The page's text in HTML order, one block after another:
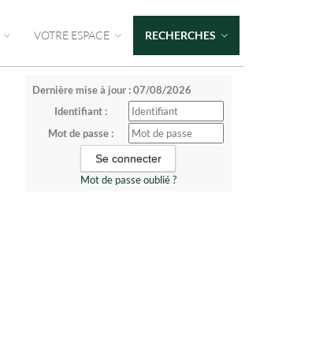
VOTRE ESPACE RECHERCHES
Dernière mise à jour : 07/08/2026
Identifiant :
Mot de passe :
Mot de passe oublié ?